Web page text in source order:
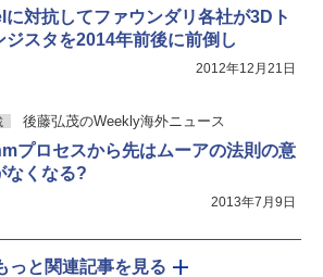
に対抗してファウンダリ各社が3Dト
ジスタを2014年前後に前倒し
2012年12月21日
後藤弘茂のWeekly海外ニュース
プロセスから先はムーアの法則の意
なくなる?
2013年7月9日
っと関連記事を見る